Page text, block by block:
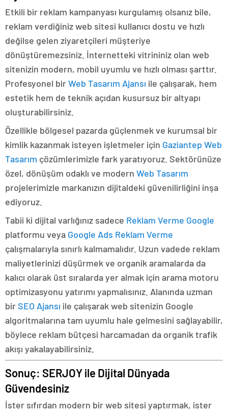
Etkili bir reklam kampanyası kurgulamış olsanız bile,
reklam verdiğiniz web sitesi kullanıcı dostu ve hızlı
değilse gelen ziyaretçileri müşteriye
dönüştüremezsiniz. İnternetteki vitrininiz olan web
sitenizin modern, mobil uyumlu ve hızlı olması şarttır.
Profesyonel birWeb Tasarım Ajansı ile çalışarak, hem
estetik hem de teknik açıdan kusursuz bir altyapı
oluşturabilirsiniz.
Özellikle bölgesel pazarda güçlenmek ve kurumsal bir
kimlik kazanmak isteyen işletmeler için Gaziantep Web
Tasarım çözümlerimizle fark yaratıyoruz. Sektörünüze
özel, dönüşüm odaklı ve modern Web Tasarım
projelerimizle markanızın dijitaldeki güvenilirliğini inşa
ediyoruz.
Tabii ki dijital varlığınız sadece Reklam Verme Google
platformu veya Google Ads Reklam Verme
çalışmalarıyla sınırlı kalmamalıdır. Uzun vadede reklam
maliyetlerinizi düşürmek ve organik aramalarda da
kalıcı olarak üst sıralarda yer almak için arama motoru
optimizasyonu yatırımı yapmalısınız. Alanında uzman
birSEO Ajansı ile çalışarak web sitenizin Google
algoritmalarına tam uyumlu hale gelmesini sağlayabilir,
böylece reklam bütçesi harcamadan da organik trafik
akışı yakalayabilirsiniz.
Sonuç: SERJOY ile Dijital Dünyada
Güvendesiniz
İster sıfırdan modern bir web sitesi yaptırmak, ister